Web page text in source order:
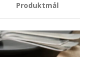
Produktmål